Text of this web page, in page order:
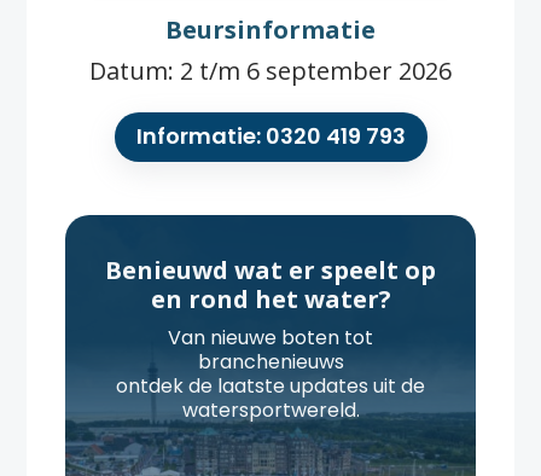
Beursinformatie
Datum: 2 t/m 6 september 2026
Informatie: 0320 419 793
Benieuwd wat er speelt op
en rond het water?
Van nieuwe boten tot
branchenieuws
ontdek de laatste updates uit de
watersportwereld.